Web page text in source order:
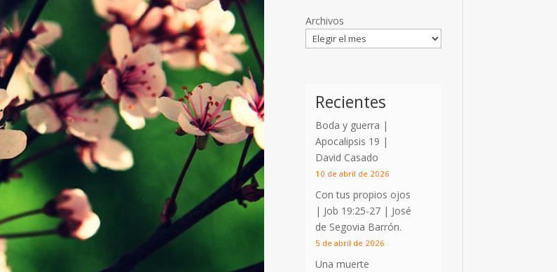
Archivos
Recientes
Boda y guerra |
Apocalipsis 19 |
David Casado
10 de abril de 2026
Con tus propios ojos
| Job 19:25-27 | José
de Segovia Barrón.
5 de abril de 2026
Una muerte